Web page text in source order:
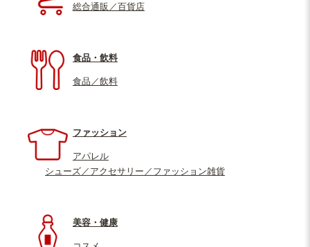
総合通販／百貨店
食品・飲料
食品／飲料
ファッション
アパレル
シューズ／アクセサリー／ファッション雑貨
美容・健康